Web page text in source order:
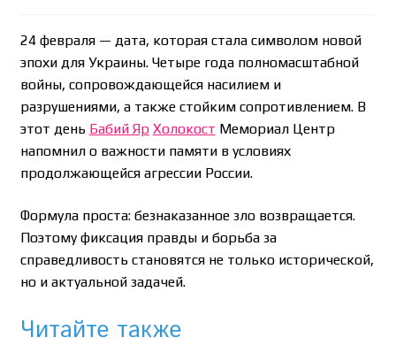
в Израиле: закон, доверие и особенности рынка
Рекомендации
Статьи
24 февраля — дата, которая стала символом новой
эпохи для Украины. Четыре года полномасштабной
войны, сопровождающейся насилием и
разрушениями, а также стойким сопротивлением. В
этот день Бабий Яр Холокост Мемориал Центр
напомнил о важности памяти в условиях
продолжающейся агрессии России.
Формула проста: безнаказанное зло возвращается.
Поэтому фиксация правды и борьба за
справедливость становятся не только исторической,
но и актуальной задачей.
Читайте также